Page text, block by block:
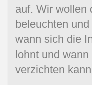
auf. Wir wollen
beleuchten
wann sich die
lohnt und
verzichten